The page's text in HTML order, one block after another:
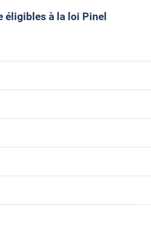
éligibles à la loi Pinel